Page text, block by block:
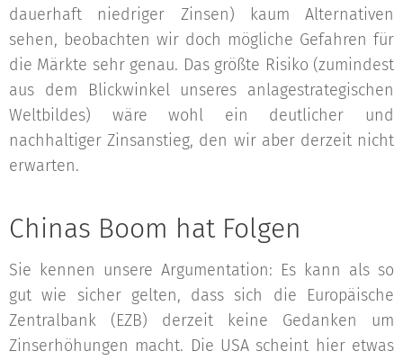
dauerhaft niedriger Zinsen) kaum Alternativen
sehen, beobachten wir doch mögliche Gefahren für
die Märkte sehr genau. Das größte Risiko (zumindest
aus dem Blickwinkel unseres anlagestrategischen
Weltbildes) wäre wohl ein deutlicher und
nachhaltiger Zinsanstieg, den wir aber derzeit nicht
erwarten.
Chinas Boom hat Folgen
Sie kennen unsere Argumentation: Es kann als so
gut wie sicher gelten, dass sich die Europäische
Zentralbank (EZB) derzeit keine Gedanken um
Zinserhöhungen macht. Die USA scheint hier etwas